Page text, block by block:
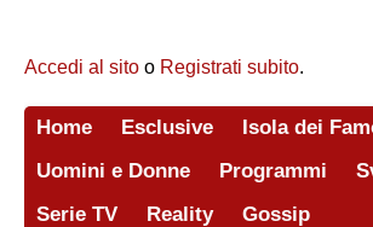
Accedi al sito o Registrati subito.
Home Esclusive
Isola dei
Uomini e Donne
Programmi
Serie TV
Reality Gossip